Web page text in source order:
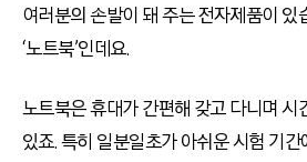
여러분의 손발이 돼 주는 전자제품이 있
‘노트북’인데요.
노트북은 휴대가 간편해 갖고 다니며 시
있죠. 특히 일분일초가 아쉬운 시험 기